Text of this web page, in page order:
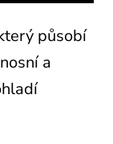
působí
a